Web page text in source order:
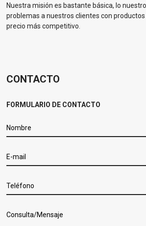
Nuestra misión es bastante básica, lo
problemas a nuestros clientes con
precio más competitivo.
CONTACTO
FORMULARIO DE CONTACTO